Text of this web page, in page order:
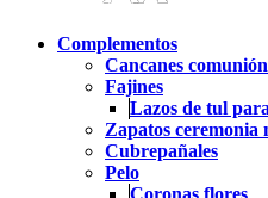
Complementos
Cancanes comunión
Fajines
Lazos de tul
Zapatos ceremonia
Cubrepañales
Pelo
Coronas flores